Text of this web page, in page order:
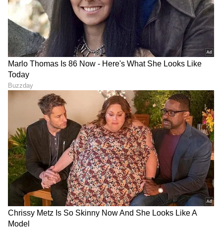
8
ದೇವಿತಾ ಸರಾಫ್ ದಕ್ಷಿಣ ಕ್ಯಾಲಿಫೋರ್ನಿಯಾ
ವಿಶ್ವವಿದ್ಯಾಲಯ ಮತ್ತು ಹಾರ್ವರ್ಡ್ ಬ್ಯುಸಿನೆಸ್ ಸ್ಕೂಲ್‌ನ
ಹಳೆಯ ವಿದ್ಯಾರ್ಥಿ. ಡೆವಿಟ್ಸ್ ಸರಾಫ್ ಪ್ರೀಮಿಯಂ